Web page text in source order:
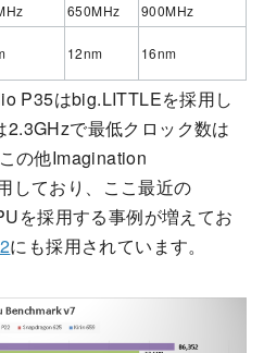
650MHz
900MHz
12nm 16nm
P35はbig.LITTLEを採用し
で最低クロック数は
の他Imagination
しており、ここ最近の
を採用する事例が増えてお
にも採用されています。